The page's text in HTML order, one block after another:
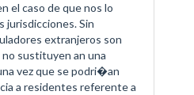
caso de que nos lo
jurisdicciones. Sin
extranjeros son
sustituyen an una
vez que se podri�an
a residentes referente a